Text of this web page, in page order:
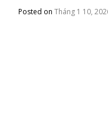
Posted onTháng 1 10,